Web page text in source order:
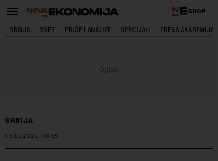
SHOP
SRBIJA SVET PRIČE I ANALIZE SPECIJALI PRESS AKADEMIJA
SRBIJA
05.07.2025. 08:55